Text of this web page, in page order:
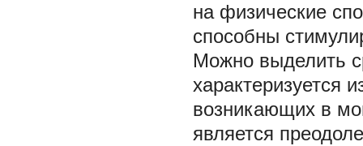
на физические
способны
Можно выделить
характеризуется
возникающих в
является